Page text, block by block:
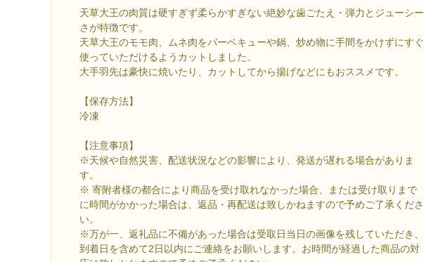
天草大王の肉質は硬すぎず柔らかすぎない絶妙な歯ごたえ・弾力とジューシー
さが特徴です。
天草大王のモモ肉、ムネ肉をバーベキューや鍋、炒め物に手間をかけずにすぐ
使っていただけるようカットしました。
大手羽先は豪快に焼いたり、カットしてから揚げなどにもおススメです。
【保存方法】
冷凍
【注意事項】
※天候や自然災害、配送状況などの影響により、発送が遅れる場合がありま
す。
※ 寄附者様の都合により商品を受け取れなかった場合、または受け取りまで
に時間がかかった場合は、返品・再配送は致しかねますので予めご了承くださ
い。
※万が一、返礼品に不備があった場合は受取日当日の画像を残していただき、
到着日を含めて2日以内にご連絡をお願いします。お時間が経過した商品の対